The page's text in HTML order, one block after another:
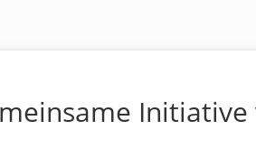
Initiative